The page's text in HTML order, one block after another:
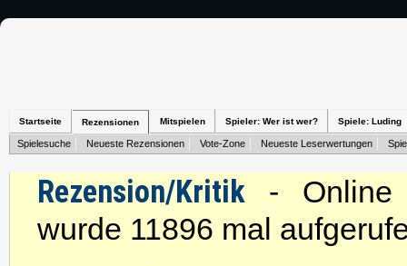
Startseite Rezensionen Mitspielen Spieler: Wer ist wer? Spiele: Luding
Spielesuche Neueste Rezensionen Vote-Zone Neueste Leserwertungen
Rezension/Kritik - Online
wurde 11896 mal